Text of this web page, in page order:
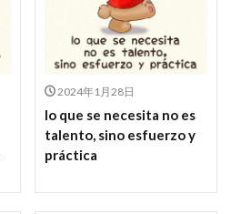
2024年1月28日
lo que se necesita no es
talento, sino esfuerzo y
práctica